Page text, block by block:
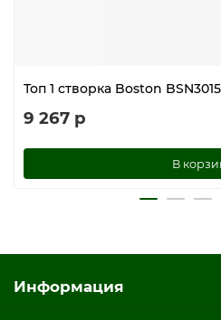
Топ 1 створка Boston
9 267 р
В
Информация